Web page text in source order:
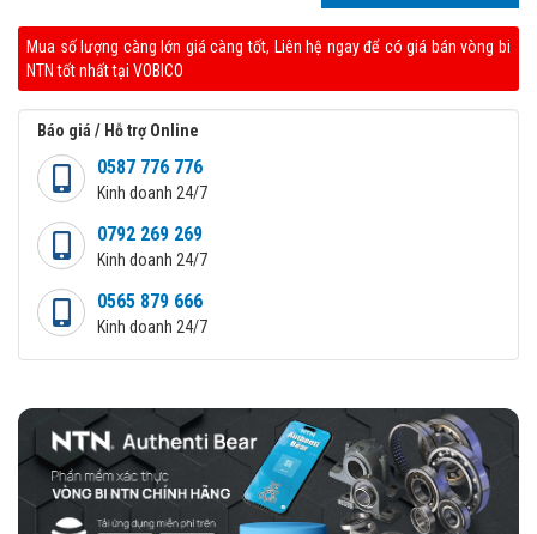
Mua số lượng càng lớn giá càng tốt, Liên hệ ngay để có giá bán vòng bi
NTN tốt nhất tại VOBICO
Báo giá / Hỗ trợ Online
0587 776 776
Kinh doanh 24/7
0792 269 269
Kinh doanh 24/7
0565 879 666
Kinh doanh 24/7